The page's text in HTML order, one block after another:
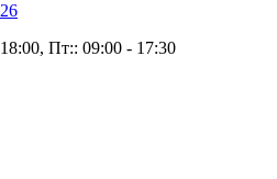
Пт:: 09:00 - 17:30